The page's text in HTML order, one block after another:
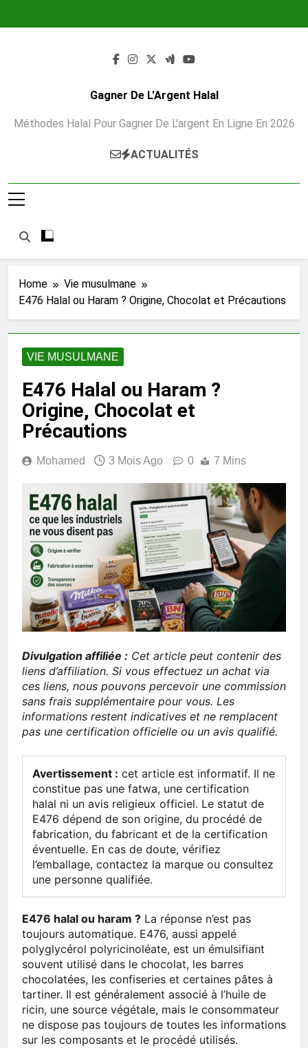
Gagner De L'Argent Halal
Méthodes Halal Pour Gagner De L'argent En Ligne En 2026
ACTUALITÉS
Home
Vie musulmane
E476 Halal ou Haram ? Origine, Chocolat et Précautions
VIE MUSULMANE
E476 Halal ou Haram ?
Origine, Chocolat et
Précautions
Mohamed 3 Mois Ago 0 7 Mins
Divulgation affiliée : Cet article peut contenir des
liens d’affiliation. Si vous effectuez un achat via
ces liens, nous pouvons percevoir une commission
sans frais supplémentaire pour vous. Les
informations restent indicatives et ne remplacent
pas une certification officielle ou un avis qualifié.
Avertissement : cet article est informatif. Il ne
constitue pas une fatwa, une certification
halal ni un avis religieux officiel. Le statut de
E476 dépend de son origine, du procédé de
fabrication, du fabricant et de la certification
éventuelle. En cas de doute, vérifiez
l’emballage, contactez la marque ou consultez
une personne qualifiée.
E476 halal ou haram ? La réponse n’est pas
toujours automatique. E476, aussi appelé
polyglycérol polyricinoléate, est un émulsifiant
souvent utilisé dans le chocolat, les barres
chocolatées, les confiseries et certaines pâtes à
tartiner. Il est généralement associé à l’huile de
ricin, une source végétale, mais le consommateur
ne dispose pas toujours de toutes les informations
sur les composants et le procédé utilisés.